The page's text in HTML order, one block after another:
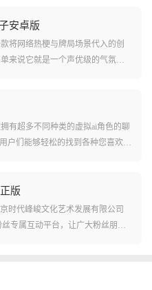
对话记录和角色卡等设定。让您
有任何难度！软件中还可以让用
对话内容，感受和角色的深度互
安卓版
将网络热梗与牌局场景代入的创
来说它就是一个声优级的气氛组
的牌局变成喜剧现场，整活效果
有超多不同种类的虚拟ai角色的聊
户们能够轻松的找到各种您喜欢的
括立绘和穿衣风格等这些也是可
们还可以套皮为这些虚拟角色，
法!
版
时代峰峻文化艺术发展有限公司
专属互动平台，让广大粉丝朋友